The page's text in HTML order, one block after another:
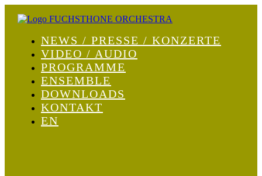
NEWS / PRESSE / KONZERTE
VIDEO / AUDIO
PROGRAMME
ENSEMBLE
DOWNLOADS
KONTAKT
EN